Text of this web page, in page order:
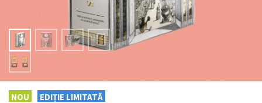
NOU EDIȚIE LIMITATĂ